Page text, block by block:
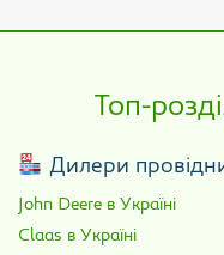
Топ-
Дилери
John Deere в Україні
Claas в Україні